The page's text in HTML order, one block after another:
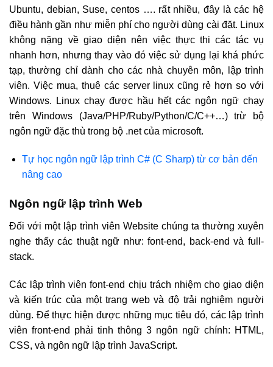
Ubuntu, debian, Suse, centos …. rất nhiều, đây là các hệ
điều hành gần như miễn phí cho người dùng cài đặt. Linux
không nặng về giao diện nên việc thực thi các tác vụ
nhanh hơn, nhưng thay vào đó việc sử dụng lại khá phức
tạp, thường chỉ dành cho các nhà chuyên môn, lập trình
viên. Việc mua, thuê các server linux cũng rẻ hơn so với
Windows. Linux chạy được hầu hết các ngôn ngữ chạy
trên Windows (Java/PHP/Ruby/Python/C/C++…) trừ bộ
ngôn ngữ đặc thù trong bộ .net của microsoft.
Tự học ngôn ngữ lập trình C# (C Sharp) từ cơ bản đến
nâng cao
Ngôn ngữ lập trình Web
Đối với một lập trình viên Website chúng ta thường xuyên
nghe thấy các thuật ngữ như: font-end, back-end và full-
stack.
Các lập trình viên font-end chịu trách nhiệm cho giao diện
và kiến trúc của một trang web và độ trải nghiệm người
dùng. Để thực hiện được những mục tiêu đó, các lập trình
viên front-end phải tinh thông 3 ngôn ngữ chính: HTML,
CSS, và ngôn ngữ lập trình JavaScript.